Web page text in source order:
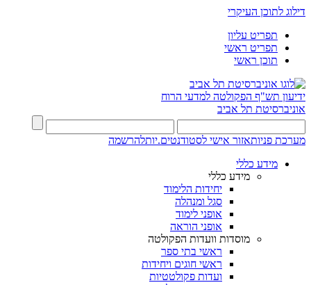
דילוג לתוכן העיקרי
תפריט עליון
תפריט ראשי
תוכן ראשי
ידיעון תש"ף הפקולטה למדעי הרוח
אוניברסיטת תל אביב
מערכת פניותאזור אישי לסטודנטים.יותלהרשמה
מידע כללי
מידע כללי
יחידות הלימוד
סגל ומנהלה
אופני לימוד
אופני הוראה
מוסדות וועדות הפקולטה
ראשי בתי ספר
ראשי חוגים ויחידות
ועדות פקולטטיות